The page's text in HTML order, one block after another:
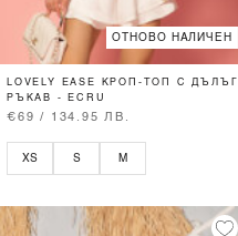
ОТНОВО НАЛИЧЕН
LOVELY EASE КРОП-ТОП С ДЪЛЪГ
РЪКАВ - ECRU
€69 / 134.95 ЛВ.
XS S M